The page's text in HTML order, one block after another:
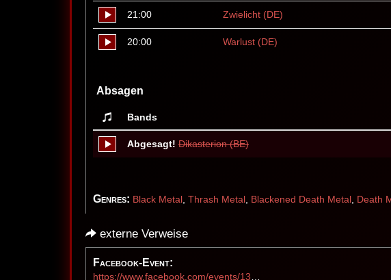
21:00 Zwielicht (DE)
20:00 Warlust (DE)
Absagen
Bands
Abgesagt! Dikasterion (BE)
Genres: Black Metal , Thrash Metal , Blackened Death Metal , Death
externe Verweise
Facebook-Event:
https://www.facebook.com/events/1367903577219827